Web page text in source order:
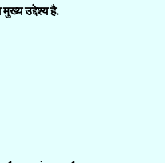
मुख्य उद्देश्य है.